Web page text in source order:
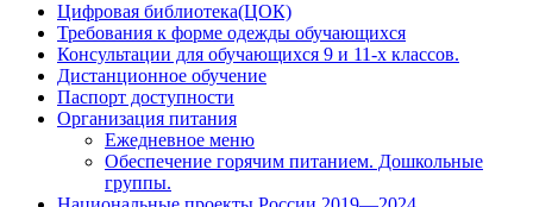
Цифровая библиотека(ЦОК)
Требования к форме одежды обучающихся
Консультации для обучающихся 9 и 11-х классов.
Дистанционное обучение
Паспорт доступности
Организация питания
Ежедневное меню
Обеспечение горячим питанием. Дошкольные
группы.